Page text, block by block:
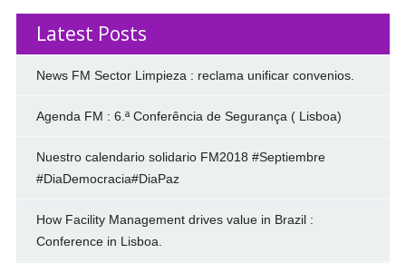
Latest Posts
News FM Sector Limpieza : reclama unificar convenios.
Agenda FM : 6.ª Conferência de Segurança ( Lisboa)
Nuestro calendario solidario FM2018 #Septiembre
#DiaDemocracia#DiaPaz
How Facility Management drives value in Brazil :
Conference in Lisboa.